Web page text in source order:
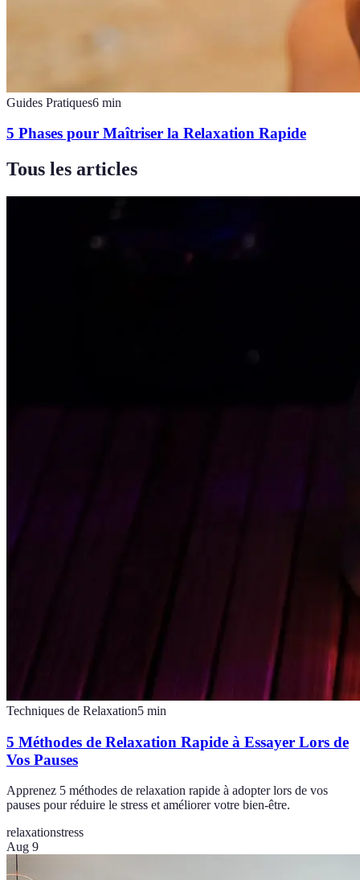
Guides Pratiques6 min
5 Phases pour Maîtriser la Relaxation Rapide
Tous les articles
Techniques de Relaxation5 min
5 Méthodes de Relaxation Rapide à Essayer Lors de
Vos Pauses
Apprenez 5 méthodes de relaxation rapide à adopter lors de vos
pauses pour réduire le stress et améliorer votre bien-être.
relaxationstress
Aug 9